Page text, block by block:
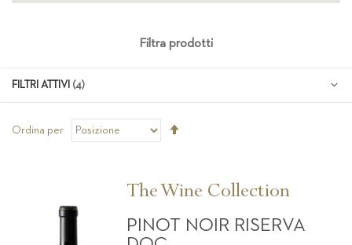
Ordina per
The Wine Collection
PINOT NOIR RISERVA
Filtra prodotti
FILTRI ATTIVI